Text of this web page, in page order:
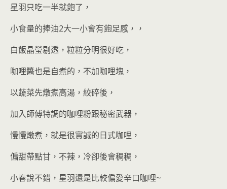
星羽只吃一半就飽了，
小食量的捧油2大一小會有飽足感，，
白飯晶瑩剔透，粒粒分明很好吃，
咖哩醬也是自煮的，不加咖哩塊，
以蔬菜先燉煮高湯，絞碎後，
加入師傅特調的咖哩粉跟秘密武器，
慢慢燉煮，就是很實誠的日式咖哩，
偏甜帶點甘，不辣，冷卻後會稠稠 ，
小春說不錯，星羽還是比較偏愛辛口咖哩~